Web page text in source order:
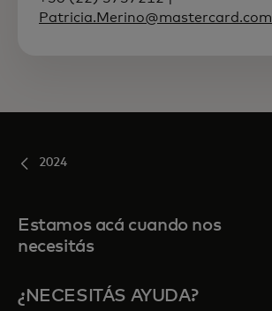
Patricia.Merino@mastercard.com
2024
Estamos acá cuando nos
necesitás
¿NECESITÁS AYUDA?